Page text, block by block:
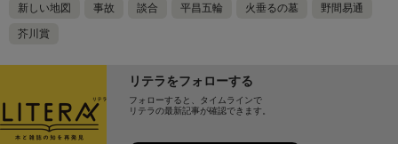
新しい地図 事故 談合 平昌五輪 火垂るの墓 野間易通
芥川賞
リテラをフォローする
フォローすると、タイムラインで
リテラの最新記事が確認できます。